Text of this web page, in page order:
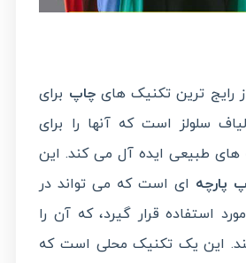
رایج ترین تکنیک هایچاپ برای
سلولز است که آنها را برای
های طبیعی ایده آل می کند. این
پارچه ای است که می تواند در
استفاده قرار گیرد، که آن را
این یک تکنیک محلی است که